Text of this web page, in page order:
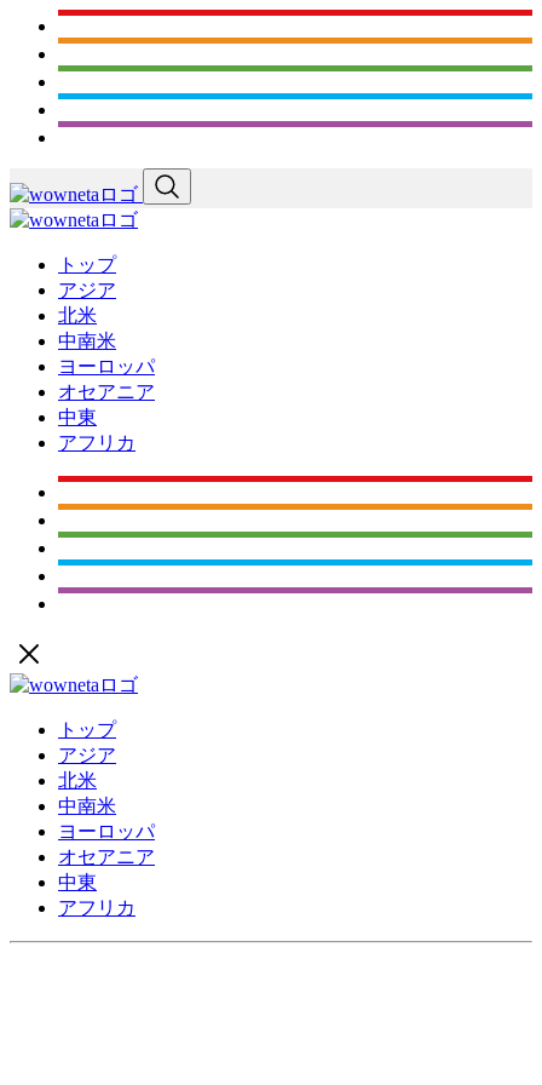
トップ
アジア
北米
中南米
ヨーロッパ
オセアニア
中東
アフリカ
トップ
アジア
北米
中南米
ヨーロッパ
オセアニア
中東
アフリカ